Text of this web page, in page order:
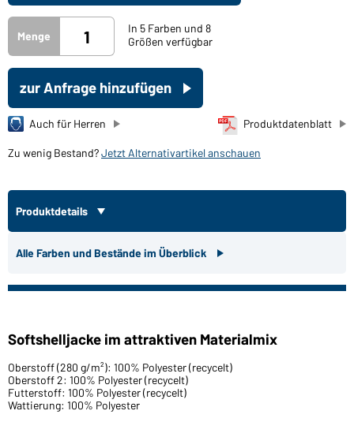
Menge
In 5 Farben und 8
Größen verfügbar
zur Anfrage hinzufügen
Produktdatenblatt
Auch für Herren
Zu wenig Bestand?Jetzt Alternativartikel anschauen
Produktdetails
Alle Farben und Bestände im Überblick
Softshelljacke im attraktiven Materialmix
Oberstoff (280 g/m²): 100% Polyester (recycelt)
Oberstoff 2: 100% Polyester (recycelt)
Futterstoff: 100% Polyester (recycelt)
Wattierung: 100% Polyester